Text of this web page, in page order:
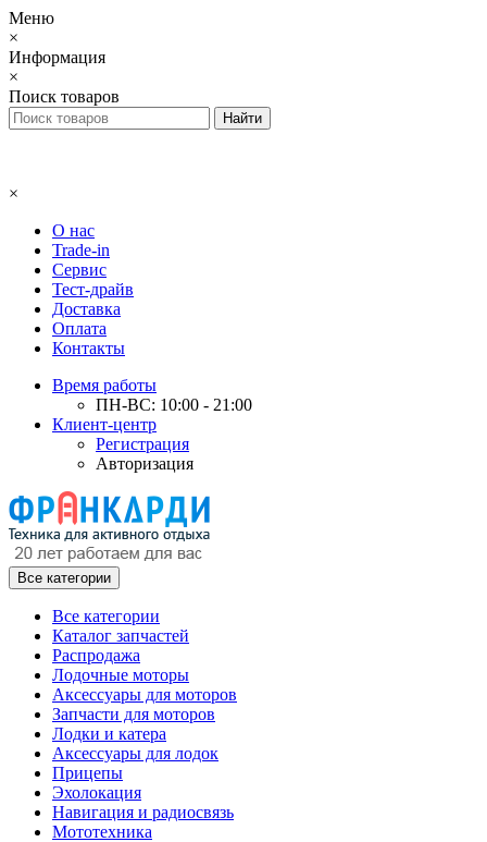
Меню
×
Информация
×
Поиск товаров
×
О нас
Trade-in
Сервис
Тест-драйв
Доставка
Оплата
Контакты
Время работы
ПН-ВС: 10:00 - 21:00
Клиент-центр
Регистрация
Авторизация
Все категории
Все категории
Каталог запчастей
Распродажа
Лодочные моторы
Аксессуары для моторов
Запчасти для моторов
Лодки и катера
Аксессуары для лодок
Прицепы
Эхолокация
Навигация и радиосвязь
Мототехника